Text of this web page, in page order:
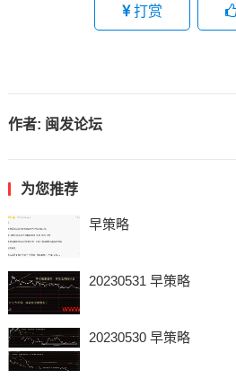
打赏
作者: 闽发论坛
为您推荐
早策略
20230531 早策略
20230530 早策略